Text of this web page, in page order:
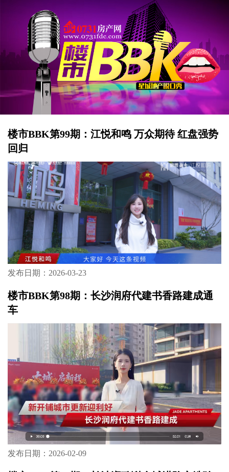
楼市BBK第99期：江悦和鸣 万众期待 红盘强势
回归
发布日期：2026-03-23
楼市BBK第98期：长沙润府代建书香路建成通
车
发布日期：2026-02-09